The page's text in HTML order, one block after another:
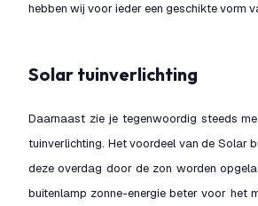
hebben wij voor ieder een geschikte vorm
Solar tuinverlichting
Daarnaast zie je tegenwoordig steeds
tuinverlichting. Het voordeel van de Solar
deze overdag door de zon worden
buitenlamp zonne-energie beter voor het